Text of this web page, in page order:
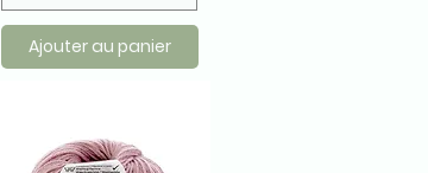
Ajouter au panier